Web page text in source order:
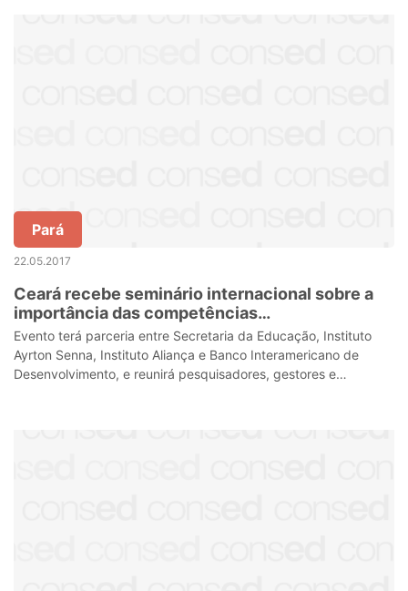
Pará
22.05.2017
Ceará recebe seminário internacional sobre a
importância das competências
socioemocionais na educação
Evento terá parceria entre Secretaria da Educação, Instituto
Ayrton Senna, Instituto Aliança e Banco Interamericano de
Desenvolvimento, e reunirá pesquisadores, gestores e